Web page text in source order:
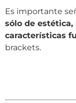
Es importante
sólo de estética,
características
brackets.